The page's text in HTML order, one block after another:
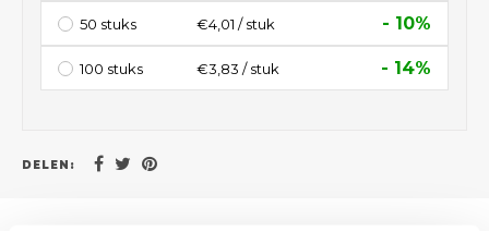
50 stuks €4,01 / stuk - 10%
100 stuks €3,83 / stuk - 14%
DELEN: